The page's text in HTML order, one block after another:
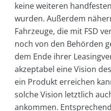
keine weiteren
wurden. Außerdem
Fahrzeuge, die mit FSD
noch von den Behörden
dem Ende ihrer
akzeptabel eine Vision
ein Produkt erreichen
solche Vision letztlich
ankommen.